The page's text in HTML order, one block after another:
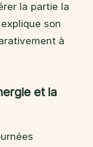
la partie la
son
à
et la